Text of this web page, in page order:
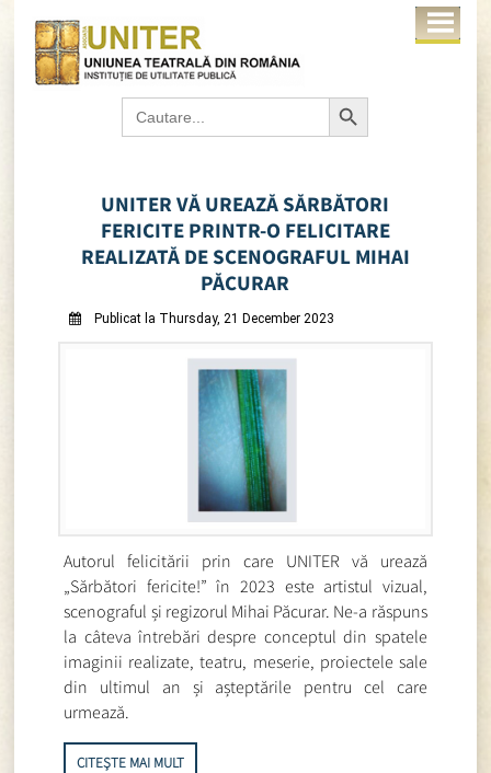
Search
for:
Search Button
UNITER VĂ UREAZĂ SĂRBĂTORI
FERICITE PRINTR-O FELICITARE
REALIZATĂ DE SCENOGRAFUL MIHAI
PĂCURAR
Publicat la Thursday, 21 December 2023
Autorul felicitării prin care UNITER vă urează
„Sărbători fericite!” în 2023 este artistul vizual,
scenograful și regizorul Mihai Păcurar. Ne-a răspuns
la câteva întrebări despre conceptul din spatele
imaginii realizate, teatru, meserie, proiectele sale
din ultimul an și așteptările pentru cel care
urmează.
CITEȘTE MAI MULT